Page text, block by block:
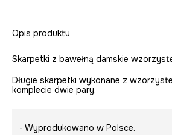
Opis produktu
Skarpetki z bawełną damskie
Długie skarpetki wykonane z
komplecie dwie pary.
- Wyprodukowano w Polsce.